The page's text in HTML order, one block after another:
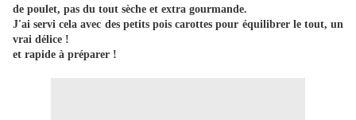
de poulet, pas du tout sèche et extra gourmande.
J'ai servi cela avec des petits pois carottes pour équilibrer le tout, un
vrai délice !
et rapide à préparer !